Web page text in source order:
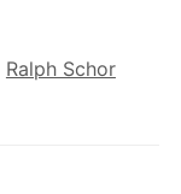
Ralph Schor